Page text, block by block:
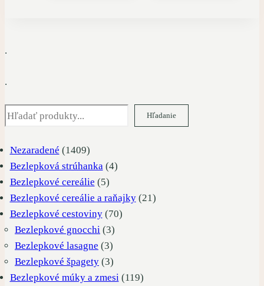
.
.
Hľadať Hľadanie
Nezaradené 14091409
produktov
Bezlepková strúhanka 44
Bezlepkové cereálie 55
produktov
Bezlepkové cereálie a raňajky 2121
Bezlepkové cestoviny 7070
Bezlepkové gnocchi 33
produkty
Bezlepkové lasagne 33
produkty
Bezlepkové špagety 33
produkty
Bezlepkové múky a zmesi 119119